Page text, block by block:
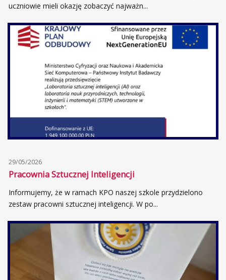
uczniowie mieli okazję zobaczyć najważn...
29/05/2026
Pracownia Sztucznej Inteligencji
Informujemy, że w ramach KPO naszej szkole przydzielono
zestaw pracowni sztucznej inteligencji. W po...